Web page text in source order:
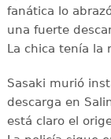
fanática lo
una fuerte
La chica tenía la
Sasaki murió
descarga en
está claro el